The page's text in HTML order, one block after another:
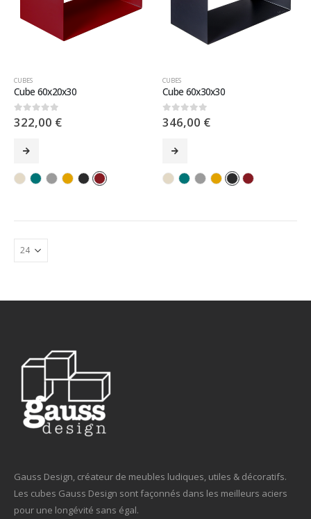
CUBES
Cube 60x20x30
0sur 5
322,00 €
CUBES
Cube 60x30x30
0sur 5
346,00 €
Gauss Design, créateur de meubles ludiques, utiles & décoratifs.
Les cubes Gauss Design sont façonnés dans les meilleurs aciers
pour une longévité sans égal.